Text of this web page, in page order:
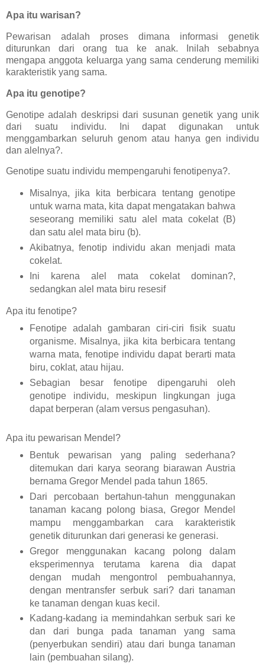
Apa itu warisan?
Pewarisan adalah proses dimana informasi genetik
diturunkan dari orang tua ke anak. Inilah sebabnya
mengapa anggota keluarga yang sama cenderung memiliki
karakteristik yang sama.
Apa itu genotipe?
Genotipe adalah deskripsi dari susunan genetik yang unik
dari suatu individu. Ini dapat digunakan untuk
menggambarkan seluruh genom atau hanya gen individu
dan alelnya?.
Genotipe suatu individu mempengaruhi fenotipenya?.
Misalnya, jika kita berbicara tentang genotipe
untuk warna mata, kita dapat mengatakan bahwa
seseorang memiliki satu alel mata cokelat (B)
dan satu alel mata biru (b).
Akibatnya, fenotip individu akan menjadi mata
cokelat.
Ini karena alel mata cokelat dominan?,
sedangkan alel mata biru resesif
Apa itu fenotipe?
Fenotipe adalah gambaran ciri-ciri fisik suatu
organisme. Misalnya, jika kita berbicara tentang
warna mata, fenotipe individu dapat berarti mata
biru, coklat, atau hijau.
Sebagian besar fenotipe dipengaruhi oleh
genotipe individu, meskipun lingkungan juga
dapat berperan (alam versus pengasuhan).
Apa itu pewarisan Mendel?
Bentuk pewarisan yang paling sederhana?
ditemukan dari karya seorang biarawan Austria
bernama Gregor Mendel pada tahun 1865.
Dari percobaan bertahun-tahun menggunakan
tanaman kacang polong biasa, Gregor Mendel
mampu menggambarkan cara karakteristik
genetik diturunkan dari generasi ke generasi.
Gregor menggunakan kacang polong dalam
eksperimennya terutama karena dia dapat
dengan mudah mengontrol pembuahannya,
dengan mentransfer serbuk sari? dari tanaman
ke tanaman dengan kuas kecil.
Kadang-kadang ia memindahkan serbuk sari ke
dan dari bunga pada tanaman yang sama
(penyerbukan sendiri) atau dari bunga tanaman
lain (pembuahan silang).